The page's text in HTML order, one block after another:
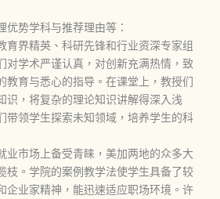
优势学科与推荐理由等：
育界精英、科研先锋和行业资深专家组
对学术严谨认真，对创新充满热情，致
教育与悉心的指导。在课堂上，教授们
识，将复杂的理论知识讲解得深入浅
带领学生探索未知领域，培养学生的科
业市场上备受青睐，美加两地的众多大
枝。学院的案例教学法使学生具备了较
企业家精神，能迅速适应职场环境。许